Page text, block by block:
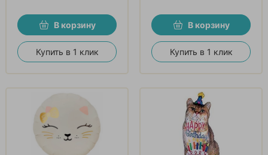
В корзину
Купить в 1 клик
В корзину
Купить в 1 клик